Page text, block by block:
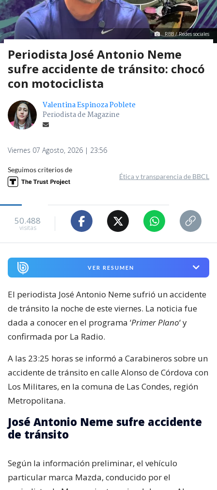
RBB / Redes sociales
Periodista José Antonio Neme
sufre accidente de tránsito: chocó
con motociclista
Valentina Espinoza Poblete
Periodista de Magazine
Viernes 07 Agosto, 2026 | 23:56
Seguimos criterios de
Ética y transparencia de BBCL
50.488
visitas
VER RESUMEN
El periodista José Antonio Neme sufrió un accidente
de tránsito la noche de este viernes. La noticia fue
dada a conocer en el programa ‘Primer Plano‘ y
confirmada por La Radio.
A las 23:25 horas se informó a Carabineros sobre un
accidente de tránsito en calle Alonso de Córdova con
Los Militares, en la comuna de Las Condes, región
Metropolitana.
José Antonio Neme sufre accidente
de tránsito
Según la información preliminar, el vehículo
particular marca Mazda, conducido por el